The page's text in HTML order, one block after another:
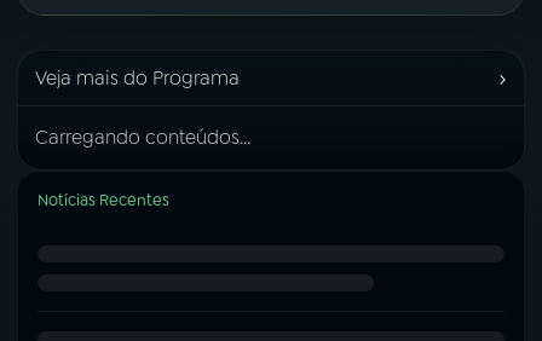
Veja mais do Programa ›
Carregando conteúdos...
Notícias Recentes